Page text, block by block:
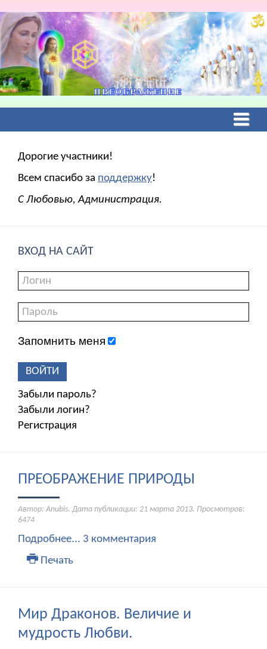
Дорогие участники!
Всем спасибо за поддержку!
С Любовью, Администрация.
ВХОД НА САЙТ
Запомнить меня
ВОЙТИ
Забыли пароль?
Забыли логин?
Регистрация
ПРЕОБРАЖЕНИЕ ПРИРОДЫ
Автор: Anubis. Дата публикации: 21 марта 2013. Просмотров:
6474
Подробнее... 3 комментария
Печать
Мир Драконов. Величие и
мудрость Любви.